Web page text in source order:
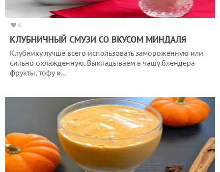
6
КЛУБНИЧНЫЙ СМУЗИ СО ВКУСОМ МИНДАЛЯ
Клубнику лучше всего использовать замороженную или
сильно охлажденную. Выкладываем в чашу блендера
фрукты, тофу и…